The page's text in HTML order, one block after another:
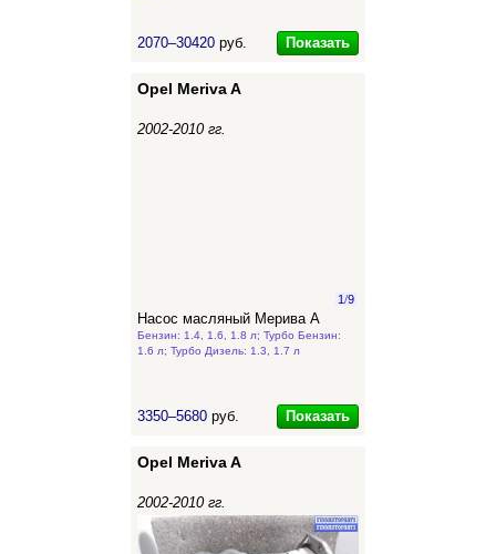
2070–30420 руб. Показать
Opel Meriva A
2002-2010 гг.
1/9
Насос масляный Мерива А
Бензин: 1.4, 1.6, 1.8 л; Турбо Бензин:
1.6 л; Турбо Дизель: 1.3, 1.7 л
3350–5680 руб. Показать
Opel Meriva A
2002-2010 гг.